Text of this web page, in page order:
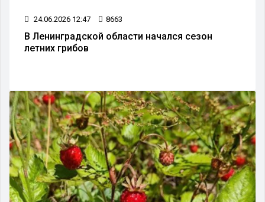
24.06.2026 12:47 8663
В Ленинградской области начался сезон
летних грибов